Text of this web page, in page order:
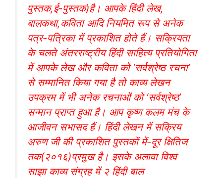
पुस्तक,ई-पुस्तक)है। आपके हिंदी लेख,
बालकथा,कविता आदि नियमित रूप से अनेक
पत्र-पत्रिका में प्रकाशित होते हैं। सक्रियता
के चलते अंतरराष्ट्रीय हिंदी साहित्य प्रतियोगिता
में आपके लेख और कविता को ‘सर्वश्रेष्ठ रचना’
से सम्मानित किया गया है तो काव्य लेखन
उपक्रम में भी अनेक रचनाओं को ‘सर्वश्रेष्ठ’
सन्मान प्राप्त हुआ है। आप कृष्ण कलम मंच के
आजीवन सभासद हैं। हिंदी लेखन में सक्रिय
अरुण जी की प्रकाशित पुस्तकों में-दूर क्षितिज
तक(२०१६)प्रमुख है। इसके अलावा विश्व
साझा काव्य संग्रह में २ हिंदी बाल